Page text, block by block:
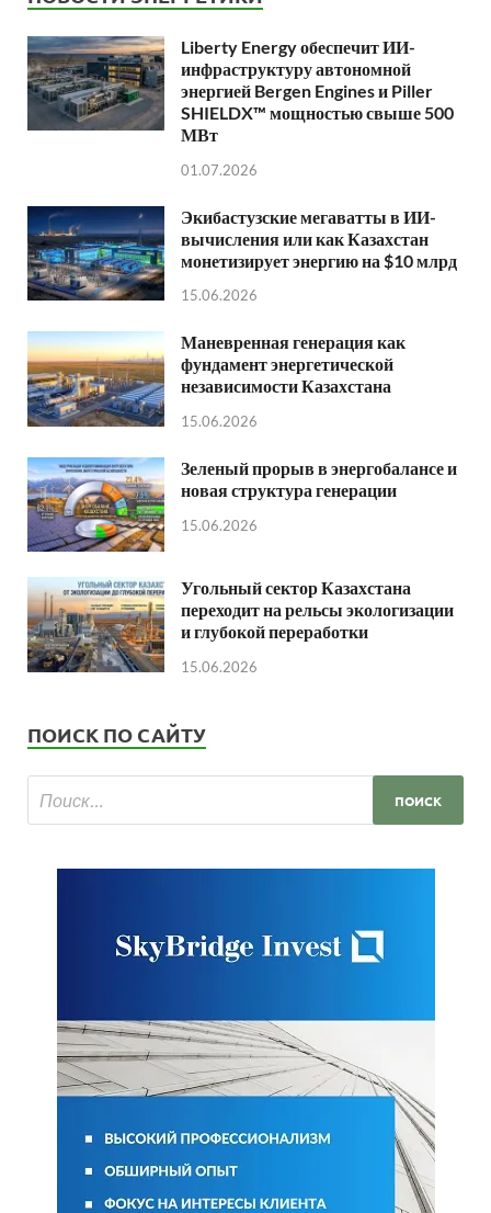
Liberty Energy обеспечит ИИ-
инфраструктуру автономной
энергией Bergen Engines и Piller
SHIELDX™ мощностью свыше 500
МВт
01.07.2026
Экибастузские мегаватты в ИИ-
вычисления или как Казахстан
монетизирует энергию на $10 млрд
15.06.2026
Маневренная генерация как
фундамент энергетической
независимости Казахстана
15.06.2026
Зеленый прорыв в энергобалансе и
новая структура генерации
15.06.2026
Угольный сектор Казахстана
переходит на рельсы экологизации
и глубокой переработки
15.06.2026
ПОИСК ПО САЙТУ